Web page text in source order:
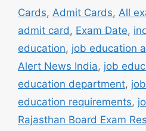
Cards, Admit Cards, All
admit card, Exam Date,
education, job education
Alert News India, job
education department,
education requirements,
Rajasthan Board Exam